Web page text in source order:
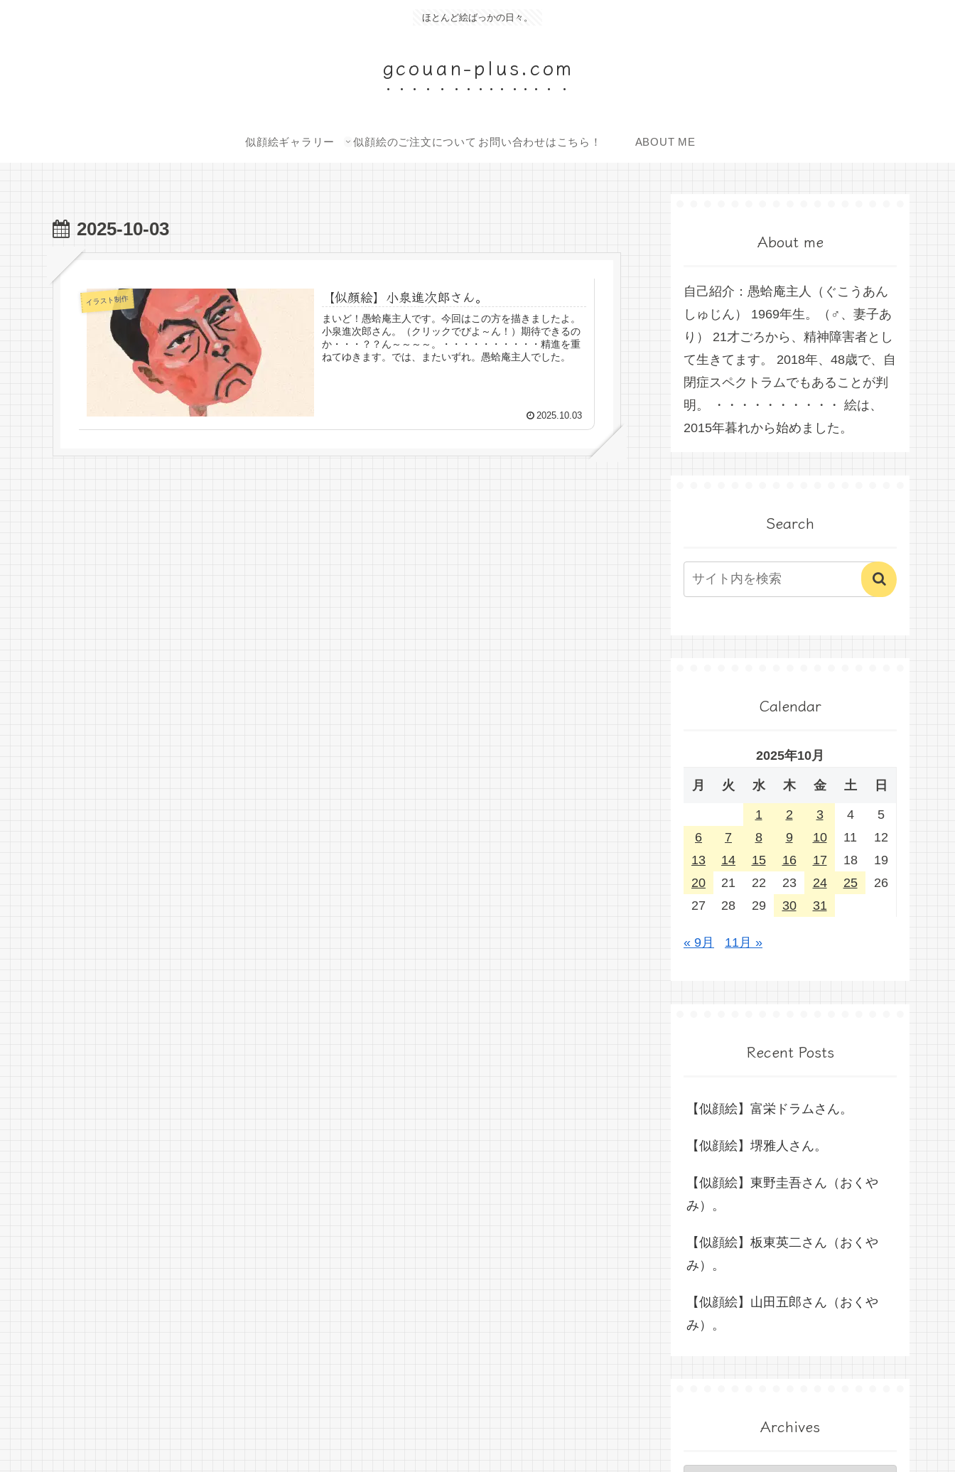
ほとんど絵ばっかの日々。
gcouan-plus.com
似顔絵ギャラリー 似顔絵のご注文について お問い合わせはこちら！ ABOUT ME
2025-10-03
イラスト制作 【似顔絵】小泉進次郎さん。
まいど！愚蛤庵主人です。今回はこの方を描きましたよ。
小泉進次郎さん。（クリックでびよ～ん！）期待できるの
か・・・？？ん～～～～。・・・・・・・・・・精進を重
ねてゆきます。では、またいずれ。愚蛤庵主人でした。
2025.10.03
About me
自己紹介：愚蛤庵主人（ぐこうあん
しゅじん） 1969年生。（♂、妻子あ
り） 21才ごろから、精神障害者とし
て生きてます。 2018年、48歳で、自
閉症スペクトラムでもあることが判
明。 ・・・・・・・・・・ 絵は、
2015年暮れから始めました。
Search
Calendar
2025年10月
月 火 水 木 金 土 日
1 2 3 4
5
6
7 8 9 10 11
12
13
14 15 16 17 18
19
20
21 22 23 24 25
26
27
28 29 30 31
« 9月 11月 »
Recent Posts
【似顔絵】富栄ドラムさん。
【似顔絵】堺雅人さん。
【似顔絵】東野圭吾さん（おくや
み）。
【似顔絵】板東英二さん（おくや
み）。
【似顔絵】山田五郎さん（おくや
み）。
Archives